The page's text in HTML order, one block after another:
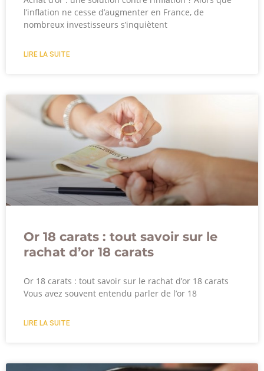
l’inflation ne cesse d’augmenter en France, de
nombreux investisseurs s’inquiètent
LIRE LA SUITE
Or 18 carats : tout savoir sur le
rachat d’or 18 carats
Or 18 carats : tout savoir sur le rachat d’or 18 carats
Vous avez souvent entendu parler de l’or 18
LIRE LA SUITE